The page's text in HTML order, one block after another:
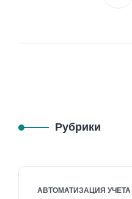
Рубрики
АВТОМАТИЗАЦИЯ УЧЕТА